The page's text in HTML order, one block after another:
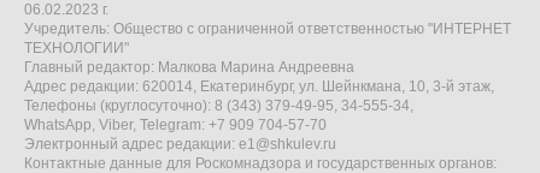
06.02.2023 г.
Учредитель: Общество с ограниченной ответственностью "ИНТЕРНЕТ
ТЕХНОЛОГИИ"
Главный редактор: Малкова Марина Андреевна
Адрес редакции: 620014, Екатеринбург, ул. Шейнкмана, 10, 3-й этаж,
Телефоны (круглосуточно): 8 (343) 379-49-95, 34-555-34,
WhatsApp, Viber, Telegram: +7 909 704-57-70
Электронный адрес редакции: e1@shkulev.ru
Контактные данные для Роскомнадзора и государственных органов: